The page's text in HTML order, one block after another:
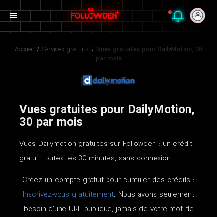
Accueil / Services gratuits / Vues gratuites pour DailyMotion, 30
par mois
Vues gratuites pour DailyMotion,
30 par mois
Vues Dailymotion gratuites sur Followdeh : un crédit
gratuit toutes les 30 minutes, sans connexion.
Créez un compte gratuit pour cumuler des crédits :
Inscrivez-vous gratuitement. Nous avons seulement
besoin d'une URL publique, jamais de votre mot de